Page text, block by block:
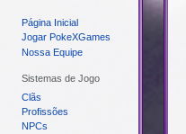
Página Inicial
Jogar PokeXGames
Nossa Equipe
Sistemas de Jogo
Clãs
Profissões
NPCs